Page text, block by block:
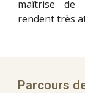
maîtrise de
rendent très
Parcours